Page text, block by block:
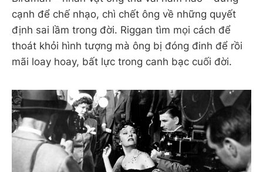
cạnh để chế nhạo, chì chết ông về những quyết
định sai lầm trong đời. Riggan tìm mọi cách để
thoát khỏi hình tượng mà ông bị đóng đinh để rồi
mãi loay hoay, bất lực trong canh bạc cuối đời.